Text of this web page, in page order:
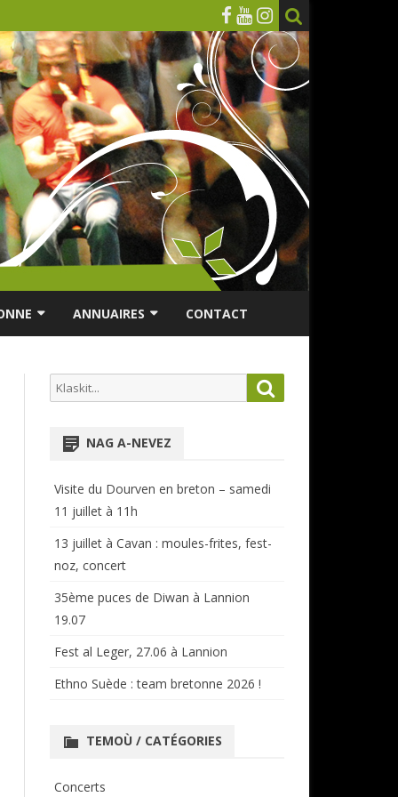
ANNUAIRES
ANNUAIRES DES MUSICIENS
CONTACT
Search
for:
NAG A-NEVEZ
Visite du Dourven en breton – samedi
11 juillet à 11h
13 juillet à Cavan : moules-frites, fest-
noz, concert
35ème puces de Diwan à Lannion
19.07
Fest al Leger, 27.06 à Lannion
Ethno Suède : team bretonne 2026 !
TEMOÙ / CATÉGORIES
Concerts